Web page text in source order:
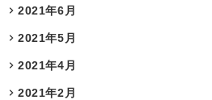
2021年6月
2021年5月
2021年4月
2021年2月